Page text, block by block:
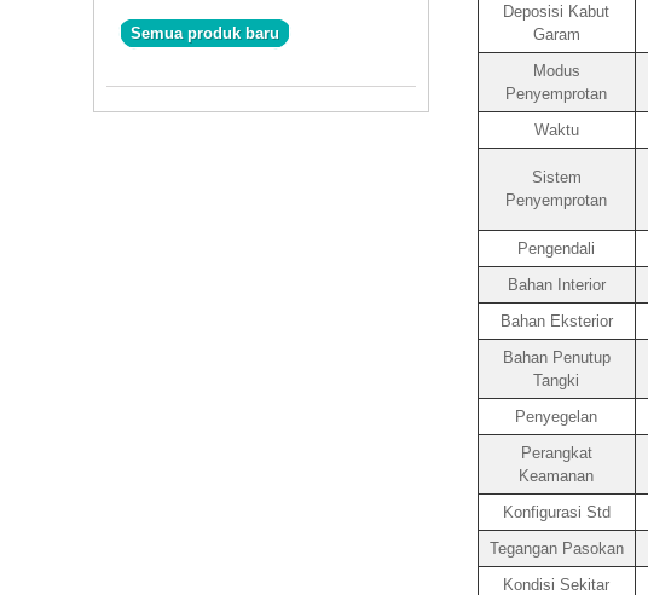
Semua produk baru
Deposisi Kabut
Garam
Modus
Penyemprotan
Waktu
Sistem
Penyemprotan
Pengendali
Bahan Interior
Bahan Eksterior
Bahan Penutup
Tangki
Penyegelan
Perangkat
Keamanan
Konfigurasi Std
Tegangan Pasokan
Kondisi Sekitar